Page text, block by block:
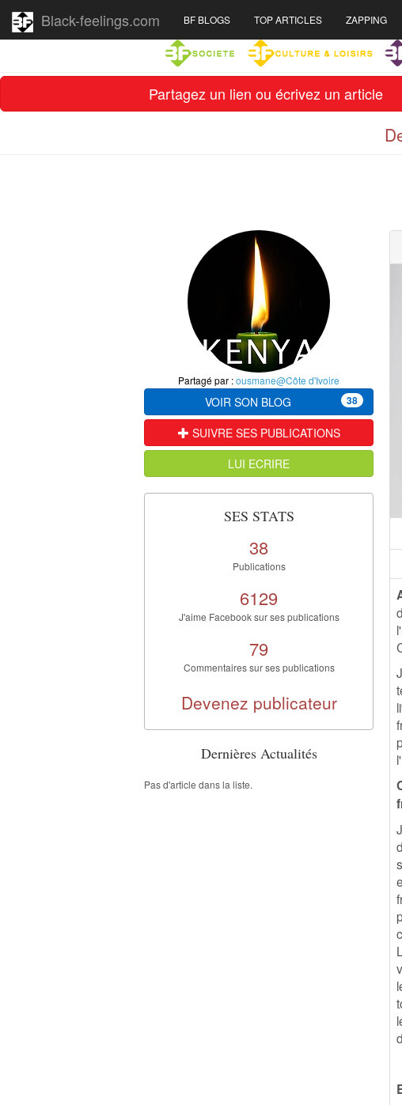
Partagez un lien ou écrivez un article
Black-feelings.com BF BLOGS TOP ARTICLES ZAPPING
Partagé par :ousmane@Côte d'Ivoire
VOIR SON BLOG 38
SUIVRE SES PUBLICATIONS
LUI ECRIRE
SES STATS
38
Publications
6129
J'aime Facebook sur ses publications
79
Commentaires sur ses publications
Devenez publicateur
Dernières Actualités
Pas d'article dans la liste.